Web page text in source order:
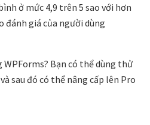
ở mức 4,9 trên 5 sao với hơn
đánh giá của người dùng
WPForms? Bạn có thể dùng thử
sau đó có thể nâng cấp lên Pro